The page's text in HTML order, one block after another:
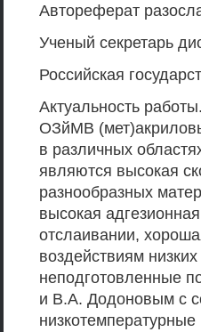
Автореферат
Ученый секретарь
Российская
Актуальность
ОЗйМВ
в различных
являются высокая
разнообразных
высокая
отслаивании,
воздействиям
неподготовленные
и В.А. Додоновым с